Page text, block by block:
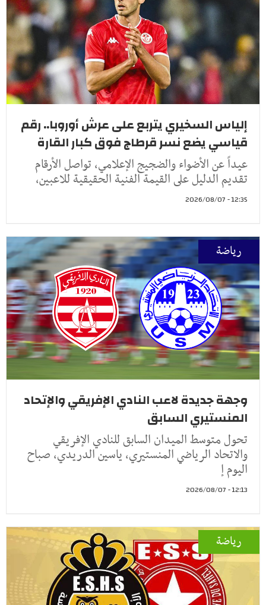
إلياس السخيري يتربع على عرش أوروبا.. رقم
قياسي يضع نسر قرطاج فوق كبار القارة
عيداً عن الأضواء والضجيج الإعلامي، تواصل الأرقام
تقديم الدليل على القيمة الفنية الحقيقية للاعبين،
12:35 - 2026/08/07
رياضة
وجهة جديدة لاعب النادي الإفريقي والإتحاد
المنستيري السابق
تحول متوسط الميدان السابق للنادي الإفريقي
والاتحاد الرياضي المنستيري، ياسين الدريدي، صباح
اليوم إ
12:13 - 2026/08/07
رياضة